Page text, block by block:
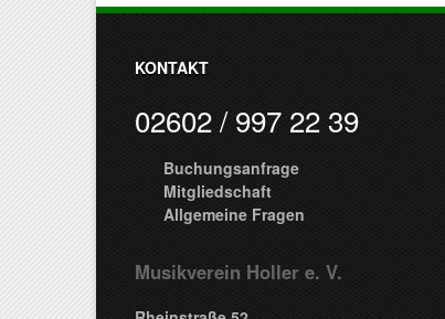
KONTAKT
02602 / 997 22 39
Buchungsanfrage
Mitgliedschaft
Allgemeine Fragen
Musikverein Holler e. V.